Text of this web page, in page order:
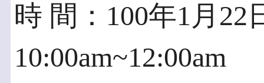
時 間：100年1月22
10:00am~12:00am